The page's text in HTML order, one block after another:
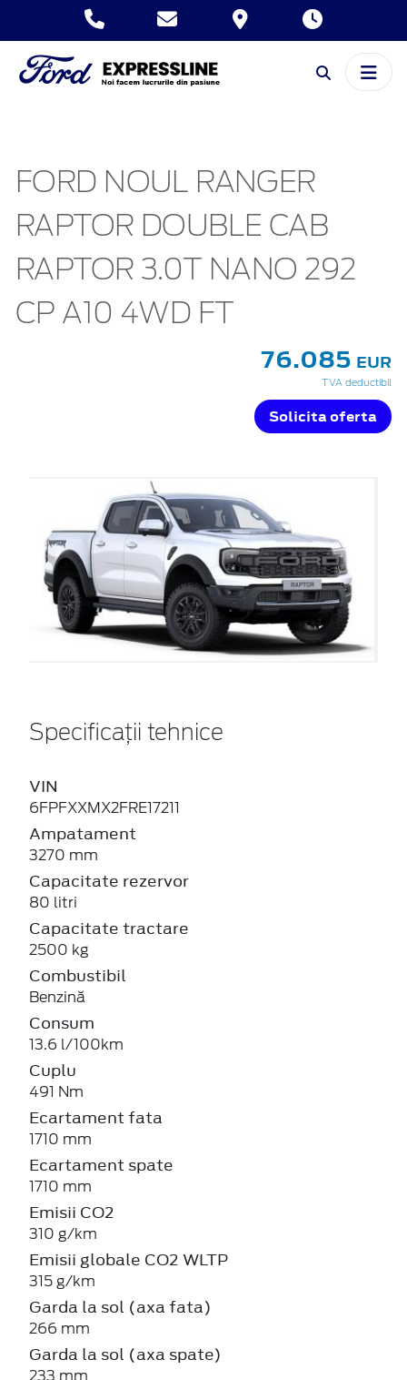
FORD NOUL RANGER
RAPTOR DOUBLE CAB
RAPTOR 3.0T NANO 292
CP A10 4WD FT
76.085 EUR
TVA deductibil
Solicita oferta
Specificații tehnice
VIN
6FPFXXMX2FRE17211
Ampatament
3270 mm
Capacitate rezervor
80 litri
Capacitate tractare
2500 kg
Combustibil
Benzină
Consum
13.6 l/100km
Cuplu
491 Nm
Ecartament fata
1710 mm
Ecartament spate
1710 mm
Emisii CO2
310 g/km
Emisii globale CO2 WLTP
315 g/km
Garda la sol (axa fata)
266 mm
Garda la sol (axa spate)
233 mm